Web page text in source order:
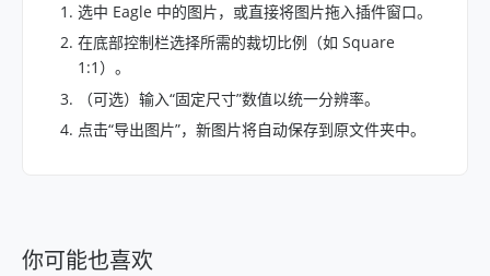
选中 Eagle 中的图片，或直接将图片拖入插件窗口。
在底部控制栏选择所需的裁切比例（如 Square
1:1）。
（可选）输入“固定尺寸”数值以统一分辨率。
点击“导出图片”，新图片将自动保存到原文件夹中。
你可能也喜欢